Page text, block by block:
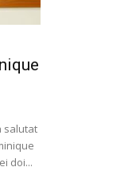
salutat
doi...